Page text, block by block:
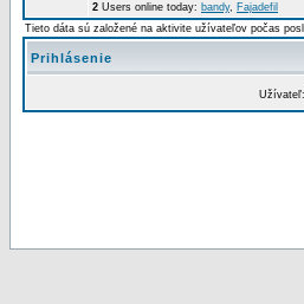
2 Users online today: bandy, Fajadefil
Tieto dáta sú založené na aktivite užívateľov počas
Prihlásenie
Užívateľ: